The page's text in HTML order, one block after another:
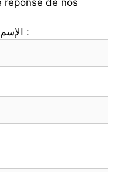
Nom et prénom - الإسم و اللقب :